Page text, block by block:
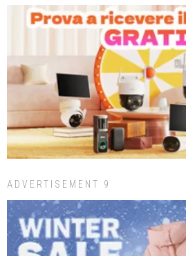
ADVERTISEMENT 9